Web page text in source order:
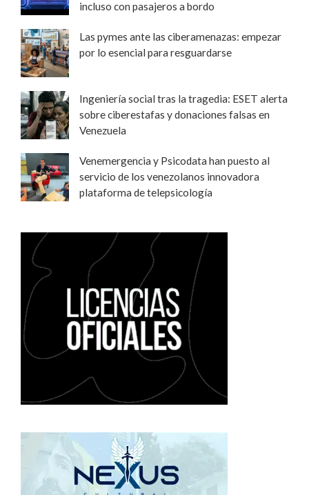
incluso con pasajeros a bordo
Las pymes ante las ciberamenazas: empezar
por lo esencial para resguardarse
Ingeniería social tras la tragedia: ESET alerta
sobre ciberestafas y donaciones falsas en
Venezuela
Venemergencia y Psicodata han puesto al
servicio de los venezolanos innovadora
plataforma de telepsicología